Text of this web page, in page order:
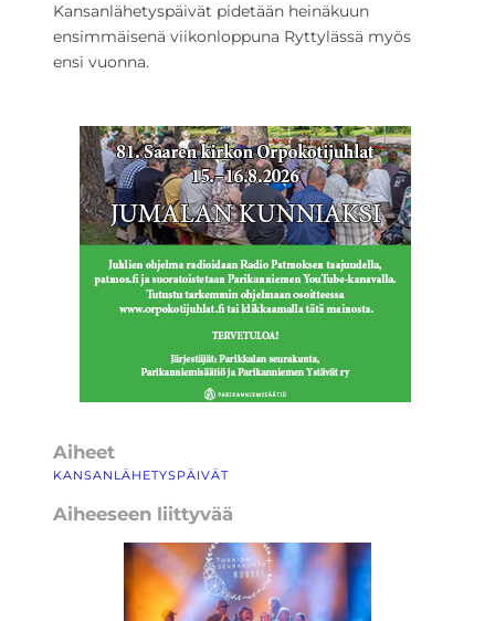
Kansanlähetyspäivät pidetään heinäkuun
ensimmäisenä viikonloppuna Ryttylässä myös
ensi vuonna.
Aiheet
KANSANLÄHETYSPÄIVÄT
Aiheeseen liittyvää